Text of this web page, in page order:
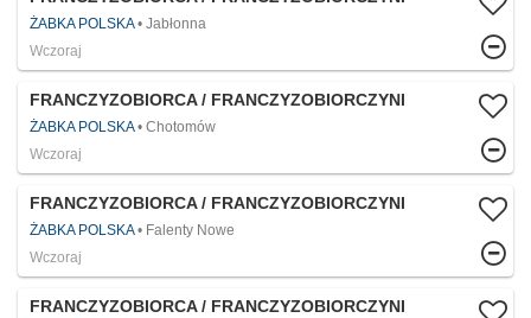
ŻABKA POLSKA
Jabłonna
Wczoraj
FRANCZYZOBIORCA / FRANCZYZOBIORCZYNI
ŻABKA POLSKA
Chotomów
Wczoraj
FRANCZYZOBIORCA / FRANCZYZOBIORCZYNI
ŻABKA POLSKA
Falenty Nowe
Wczoraj
FRANCZYZOBIORCA / FRANCZYZOBIORCZYNI